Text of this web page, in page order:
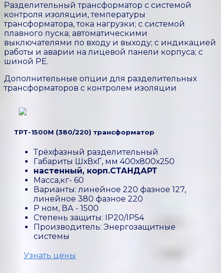
Разделительный трансформатор с системой
контроля изоляции, температуры
трансформатора, тока нагрузки; с системой
плавного пуска; автоматическими
выключателями по входу и выходу; с индикацией
работы и аварии на лицевой панели корпуса; с
шиной PE.
Дополнительные опции для разделительных
трансформаторов с контролем изоляции
ТРТ-1500М (380/220) трансформатор
Трёхфазный разделительный
Габариты ШхВхГ, мм 400х800х250
настенный, корп.СТАНДАРТ
Масса,кг- 60
Варианты: линейное 220 фазное 127,
линейное 380 фазное 220
P ном, ВА - 1500
Степень защиты: IP20/IP54
Производитель: Энергозащитные
системы
Узнать цены